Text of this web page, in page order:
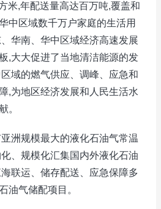
米,年配送量高达百万吨,覆盖和
中区域数千万户家庭的生活用
华南、华中区域经济高速发展
,大大促进了当地清洁能源的发
域的燃气供应、调峰、应急和
,为地区经济发展和人民生活水
。
洲规模最大的液化石油气常温
、规模化汇集国内外液化石油
联运、储存配送、应急保障多
油气储配项目。